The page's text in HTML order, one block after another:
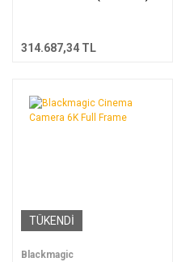
314.687,34 TL
TÜKENDİ
Blackmagic